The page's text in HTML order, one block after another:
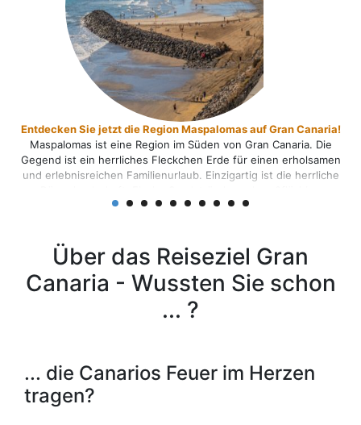
Die 5 schönsten Familienstrände auf den Kanaren: Auf in
relaxten Badeurlaub
Auf den sieben Kanarischen Inseln gibt es traumhafte
allen Facetten: Endlos lange feine Puderzuckerstrände
Dünenlandschaften … Mit der ganzen Familie auf den
Über das Reiseziel Gran
Canaria - Wussten Sie schon
... ?
... die Canarios Feuer im Herzen
tragen?